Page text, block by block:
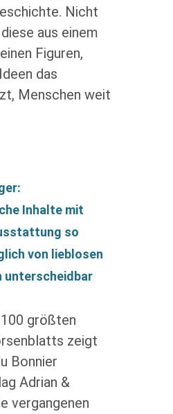
Nicht
aus einem
Figuren,
das
Menschen weit
Inhalte mit
so
von lieblosen
unterscheidbar
größten
zeigt
Bonnier
Adrian &
vergangenen